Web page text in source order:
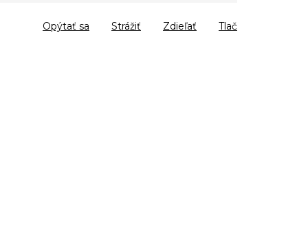
Tlač
Opýtať sa Strážiť Zdieľať